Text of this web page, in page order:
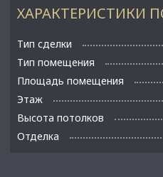
ХАРАКТЕРИСТИКИ
Тип сделки
Тип помещения
Площадь помещения
Этаж
Высота потолков
Отделка